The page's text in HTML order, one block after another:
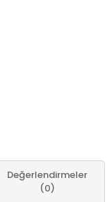
Değerlendirmeler
(0)